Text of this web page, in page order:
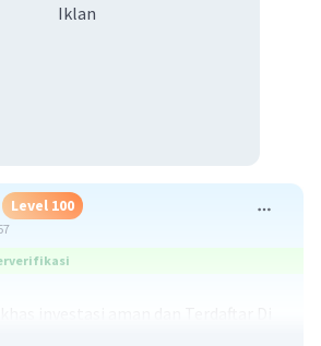
Iklan
Level 100